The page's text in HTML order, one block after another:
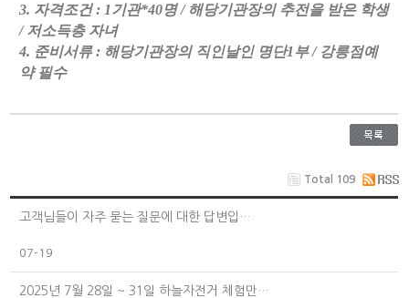
3. 자격조건 : 1기관*40명 / 해당기관장의 추전을 받은 학생
/ 저소득층 자녀
4. 준비서류 : 해당기관장의 직인날인 명단1부 / 강릉점예
약 필수
Total 109
고객님들이 자주 묻는 질문에 대한 답변입…
07-19
2025년 7월 28일 ~ 31일 하늘자전거 체험만…